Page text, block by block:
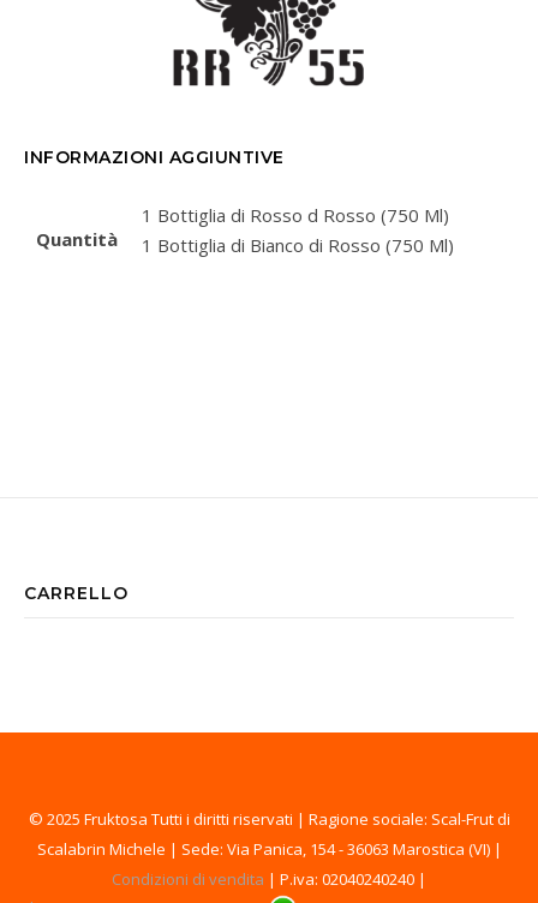
INFORMAZIONI AGGIUNTIVE
Quantità
1 Bottiglia di Rosso d Rosso (750 Ml)
1 Bottiglia di Bianco di Rosso (750 Ml)
CARRELLO
© 2025 Fruktosa Tutti i diritti riservati | Ragione sociale: Scal-Frut di
Scalabrin Michele | Sede: Via Panica, 154 - 36063 Marostica (VI) |
Condizioni di vendita | P.iva: 02040240240 |